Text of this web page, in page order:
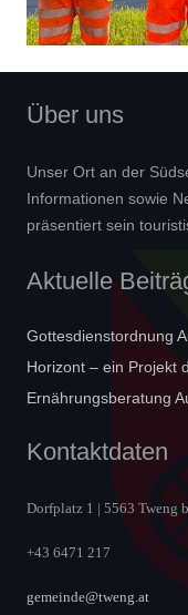
Über uns
Unser Ort an der
Informationen sowie
präsentiert sein
Aktuelle
Gottesdienstordnung
Horizont – ein Projekt
Ernährungsberatung
Kontaktdaten
Dorfplatz 1 | 5563 Tweng
+43 6471 217
gemeinde@tweng.at